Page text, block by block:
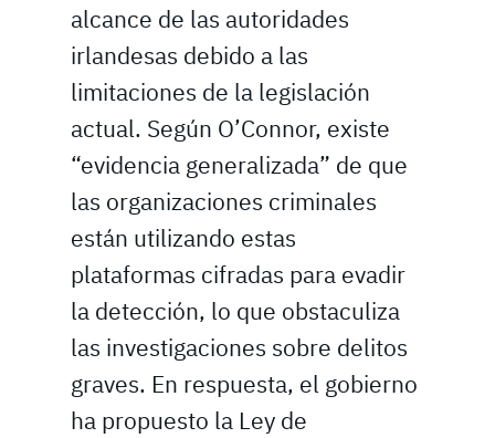
alcance de las autoridades
irlandesas debido a las
limitaciones de la legislación
actual. Según O’Connor, existe
“evidencia generalizada” de que
las organizaciones criminales
están utilizando estas
plataformas cifradas para evadir
la detección, lo que obstaculiza
las investigaciones sobre delitos
graves. En respuesta, el gobierno
ha propuesto la Ley de